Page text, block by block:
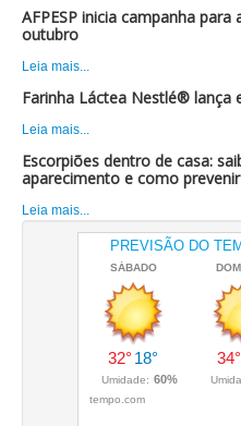
AFPESP inicia campanha
outubro
Leia mais...
Farinha Láctea Nestlé® lança
Leia mais...
Escorpiões dentro de casa:
aparecimento e como
Leia mais...